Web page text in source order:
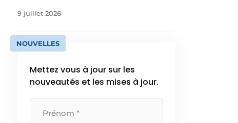
9 juillet 2026
NOUVELLES
Mettez vous à jour sur les
nouveautés et les mises à jour.